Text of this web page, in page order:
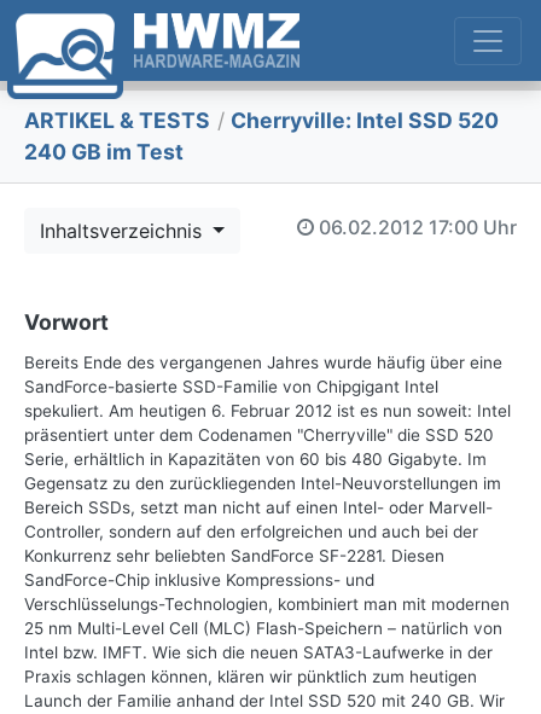
ARTIKEL & TESTS / Cherryville: Intel SSD 520
240 GB im Test
Inhaltsverzeichnis 06.02.2012 17:00 Uhr
Vorwort
Bereits Ende des vergangenen Jahres wurde häufig über eine
SandForce-basierte SSD-Familie von Chipgigant Intel
spekuliert. Am heutigen 6. Februar 2012 ist es nun soweit: Intel
präsentiert unter dem Codenamen "Cherryville" die SSD 520
Serie, erhältlich in Kapazitäten von 60 bis 480 Gigabyte. Im
Gegensatz zu den zurückliegenden Intel-Neuvorstellungen im
Bereich SSDs, setzt man nicht auf einen Intel- oder Marvell-
Controller, sondern auf den erfolgreichen und auch bei der
Konkurrenz sehr beliebten SandForce SF-2281. Diesen
SandForce-Chip inklusive Kompressions- und
Verschlüsselungs-Technologien, kombiniert man mit modernen
25 nm Multi-Level Cell (MLC) Flash-Speichern – natürlich von
Intel bzw. IMFT. Wie sich die neuen SATA3-Laufwerke in der
Praxis schlagen können, klären wir pünktlich zum heutigen
Launch der Familie anhand der Intel SSD 520 mit 240 GB. Wir